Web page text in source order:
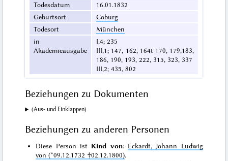
Todesdatum
16.01.1832
Geburtsort
Coburg
Todesort
München
in
Akademieausgabe
I,4; 235
III,1; 147, 162, 164t 170, 179,183,
186, 190, 193, 222, 315, 323, 337
III,2; 435, 802
Beziehungen zu Dokumenten
(Aus- und Einklappen)
Beziehungen zu anderen Personen
Diese Person ist Kind von: Eckardt, Johann Ludwig
von (*09.12.1732 †02.12.1800).